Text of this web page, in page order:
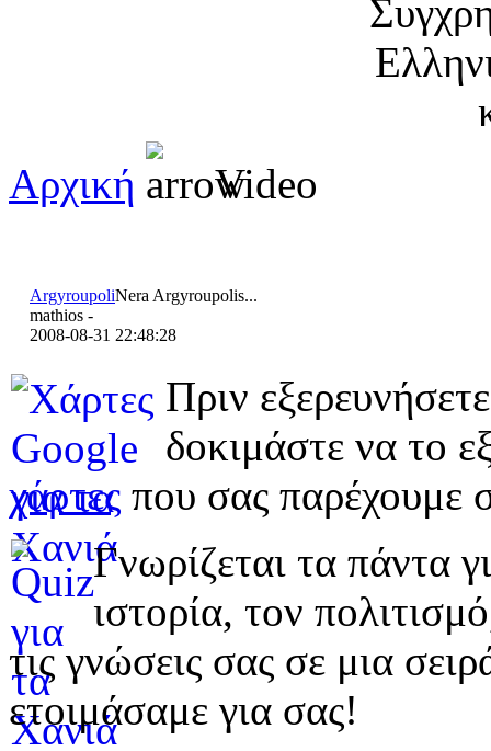
Αρχική Video
ArgyroupoliNera Argyroupolis...
mathios -
2008-08-31 22:48:28
Πριν
δοκιμάστε να το
χάρτες που σας παρέχουμε
Γνωρίζεται τα πάντα
ιστορία, τον
τις γνώσεις σας σε μια
ετοιμάσαμε για σας!